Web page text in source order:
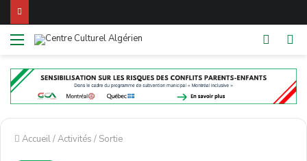
Menu
Switch
Accueil/Activités / Sortie